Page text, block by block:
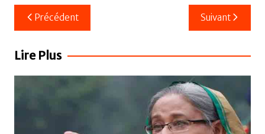
c
e
b
itt
er
ail
A er
Navigation
de
l’article
Précédent Suivant
Lire Plus